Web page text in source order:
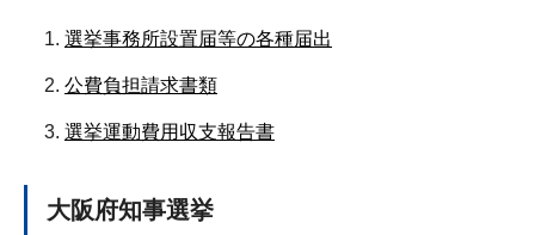
選挙事務所設置届等の各種届出
公費負担請求書類
選挙運動費用収支報告書
大阪府知事選挙